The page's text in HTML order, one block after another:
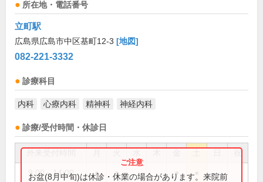
所在地・電話番号
立町駅
広島県広島市中区基町12-3 [地図]
082-221-3332
診療科目
内科 心療内科 精神科 神経内科
診療/受付時間・休診日
祝
9:00～14:00 ● ● ●
お盆(8月中旬)は休診・休業の場合があります。来院前